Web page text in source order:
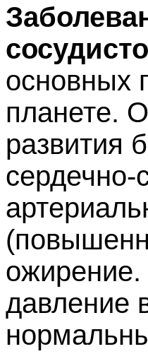
основных
планете.
развития
давление